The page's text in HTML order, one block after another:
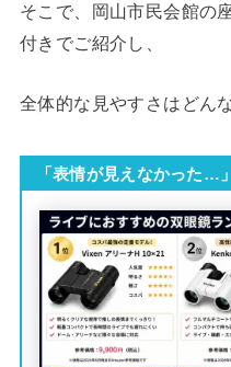
そこで、岡山市民会館の
付きでご紹介し、
全体的な見やすさはどん
「表情が見えなかった…